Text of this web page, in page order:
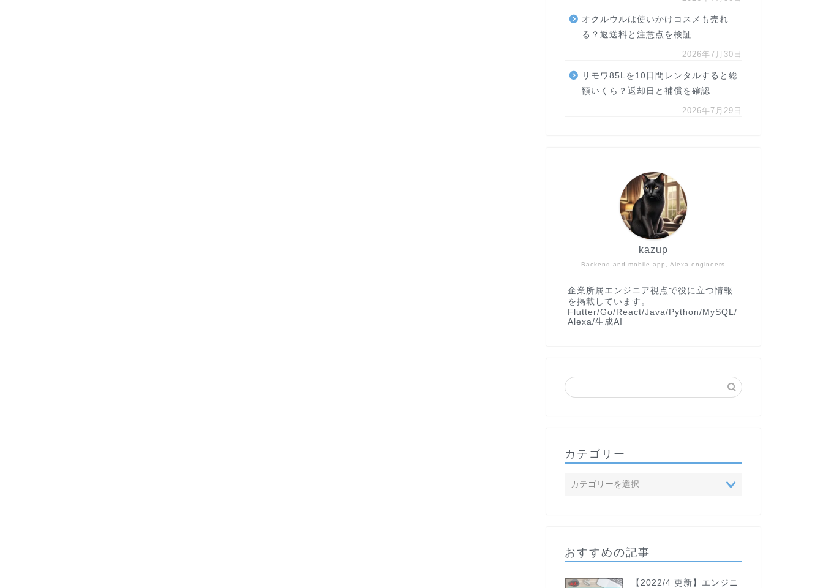
オクルウルは使いかけコスメも売れ
る？返送料と注意点を検証
2026年7月30日
リモワ85Lを10日間レンタルすると総
額いくら？返却日と補償を確認
2026年7月29日
Backend and mobile app, Alexa engineers
kazup
企業所属エンジニア視点で役に立つ情報
を掲載しています。
Flutter/Go/React/Java/Python/MySQL/
Alexa/生成AI
カテゴリー
おすすめの記事
【2022/4 更新】エンジニ